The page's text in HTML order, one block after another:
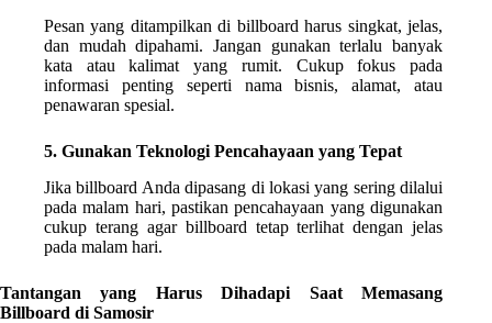
Pesan yang ditampilkan di billboard harus singkat, jelas,
dan mudah dipahami. Jangan gunakan terlalu banyak
kata atau kalimat yang rumit. Cukup fokus pada
informasi penting seperti nama bisnis, alamat, atau
penawaran spesial.
5. Gunakan Teknologi Pencahayaan yang Tepat
Jika billboard Anda dipasang di lokasi yang sering dilalui
pada malam hari, pastikan pencahayaan yang digunakan
cukup terang agar billboard tetap terlihat dengan jelas
pada malam hari.
Tantangan yang Harus Dihadapi Saat Memasang
Billboard di Samosir